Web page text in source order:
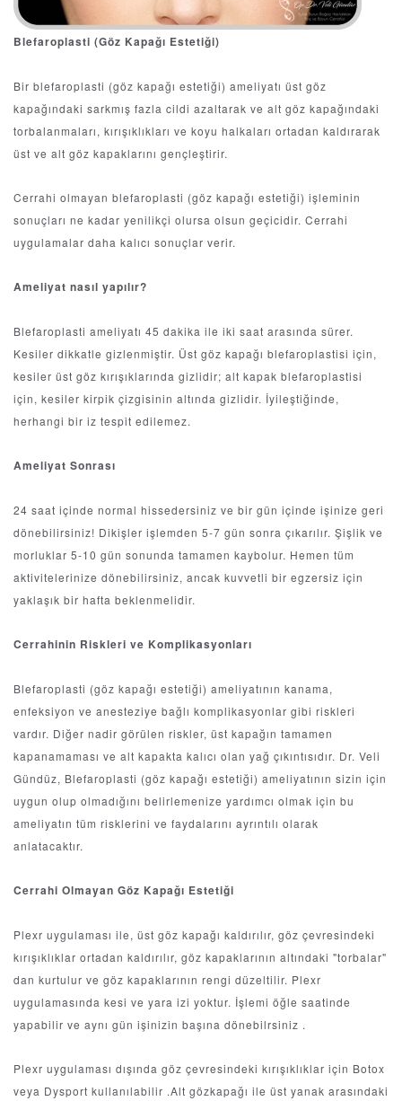
Blefaroplasti (Göz Kapağı Estetiği)
Bir blefaroplasti (göz kapağı estetiği) ameliyatı üst göz
kapağındaki sarkmış fazla cildi azaltarak ve alt göz kapağındaki
torbalanmaları, kırışıklıkları ve koyu halkaları ortadan kaldırarak
üst ve alt göz kapaklarını gençleştirir.
Cerrahi olmayan blefaroplasti (göz kapağı estetiği) işleminin
sonuçları ne kadar yenilikçi olursa olsun geçicidir. Cerrahi
uygulamalar daha kalıcı sonuçlar verir.
Ameliyat nasıl yapılır?
Blefaroplasti ameliyatı 45 dakika ile iki saat arasında sürer.
Kesiler dikkatle gizlenmiştir. Üst göz kapağı blefaroplastisi için,
kesiler üst göz kırışıklarında gizlidir; alt kapak blefaroplastisi
için, kesiler kirpik çizgisinin altında gizlidir. İyileştiğinde,
herhangi bir iz tespit edilemez.
Ameliyat Sonrası
24 saat içinde normal hissedersiniz ve bir gün içinde işinize geri
dönebilirsiniz! Dikişler işlemden 5-7 gün sonra çıkarılır. Şişlik ve
morluklar 5-10 gün sonunda tamamen kaybolur. Hemen tüm
aktivitelerinize dönebilirsiniz, ancak kuvvetli bir egzersiz için
yaklaşık bir hafta beklenmelidir.
Cerrahinin Riskleri ve Komplikasyonları
Blefaroplasti (göz kapağı estetiği) ameliyatının kanama,
enfeksiyon ve anesteziye bağlı komplikasyonlar gibi riskleri
vardır. Diğer nadir görülen riskler, üst kapağın tamamen
kapanamaması ve alt kapakta kalıcı olan yağ çıkıntısıdır. Dr. Veli
Gündüz, Blefaroplasti (göz kapağı estetiği) ameliyatının sizin için
uygun olup olmadığını belirlemenize yardımcı olmak için bu
ameliyatın tüm risklerini ve faydalarını ayrıntılı olarak
anlatacaktır.
Cerrahi Olmayan Göz Kapağı Estetiği
Plexr uygulaması ile, üst göz kapağı kaldırılır, göz çevresindeki
kırışıklıklar ortadan kaldırılır, göz kapaklarının altındaki "torbalar"
dan kurtulur ve göz kapaklarının rengi düzeltilir. Plexr
uygulamasında kesi ve yara izi yoktur. İşlemi öğle saatinde
yapabilir ve aynı gün işinizin başına dönebilrsiniz .
Plexr uygulaması dışında göz çevresindeki kırışıklıklar için Botox
veya Dysport kullanılabilir .Alt gözkapağı ile üst yanak arasındaki